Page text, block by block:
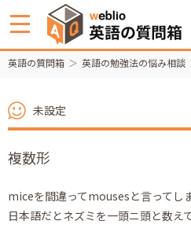
英語の質問箱 英語の勉強法の悩み相談
未設定
複数形
miceを間違ってmousesと言ってし
日本語だとネズミを一頭ニ頭と数え